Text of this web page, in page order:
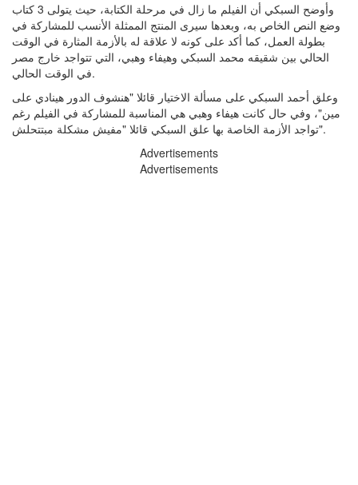
وأوضح السبكي أن الفيلم ما زال في مرحلة الكتابة، حيث يتولى 3 كتاب
وضع النص الخاص به، وبعدها سيرى المنتج الممثلة الأنسب للمشاركة في
بطولة العمل، كما أكد على كونه لا علاقة له بالأزمة المثارة في الوقت
الحالي بين شقيقه محمد السبكي وهيفاء وهبي، التي تتواجد خارج مصر
في الوقت الحالي.
وعلق أحمد السبكي على مسألة الاختيار قائلا "هنشوف الدور هينادي على
مين"، وفي حال كانت هيفاء وهبي هي المناسبة للمشاركة في الفيلم رغم
تواجد الأزمة الخاصة بها علق السبكي قائلا "مفيش مشكلة مبتتحلش".
Advertisements
Advertisements